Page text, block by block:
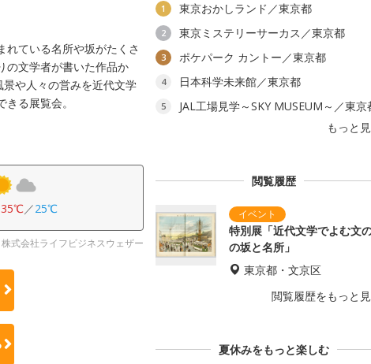
ている名所や坂がたくさ
の文学者が書いた作品か
や人々の営みを近代文学
る展覧会。
35℃／25℃
式会社ライフビジネスウェザー
1 東京おかしランド／東京都
2 東京ミステリーサーカス／東京都
3 ポケパーク カントー／東京都
4 日本科学未来館／東京都
5
JAL工場見学～SKY MUSEUM～／東京
もっと
閲覧履歴
特別展「近代文学でよむ文
の坂と名所」
東京都・文京区
閲覧履歴をもっと
夏休みをもっと楽しむ